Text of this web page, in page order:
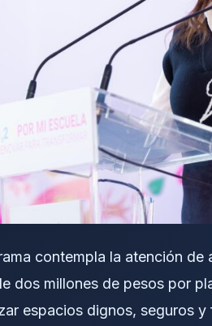
contempla la atención de
dos millones de pesos por
espacios dignos, seguros y